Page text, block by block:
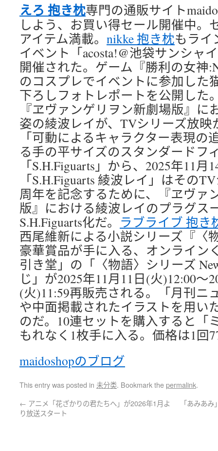
えろ 抱き枕専門の通販サイト
しよう、お買い得セール開催中。
アイテム満載。 nikke 抱き枕もライ
イベント「acosta!@池袋サンシャ
開催された。ゲーム『勝利の女神
のコスプレでイベントに参加した
下ろしフォトレポートを公開した
『ヱヴァンゲリヲン新劇場版』に
姿の綾波レイが、TVシリーズ放映
「可動によるキャラクター表現の
る手の平サイズのスタンダードフ
「S.H.Figuarts」から、2025年11
「S.H.Figuarts 綾波レイ」はその
周年を記念するために、『ヱヴァ
版』における綾波レイのプラグス
S.H.Figuarts化だ。 ラブライブ 抱き
西尾維新による小説シリーズ『〈
豪華賞品が手に入る、オンライン
引き堂」の「〈物語〉シリーズ
じ」が2025年11月11日(火)12:00～
(火)11:59再販売される。「月刊ニ
や中面掲載されたイラストを用い
のだ。10連セットを購入すると「
もれなく1枚手に入る。価格は1回
maidoshopのブログ
This entry was posted in 未分类. Bookmark thepermalink.
← アニメ「花ざかりの君たちへ」が2026年1月よ
り放送スタート
「あみあ